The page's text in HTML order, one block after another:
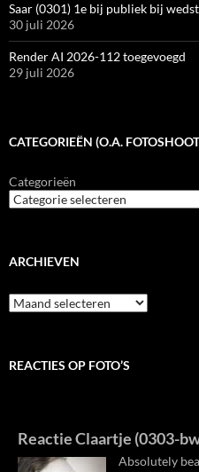
Saar (0301) 1e bij publiek bij
30 juli 2026
Render AI 2026-112 toegevoegd
29 juli 2026
CATEGORIEËN (O.A.
Categorieën
ARCHIEVEN
Archieven
REACTIES OP FOTO’S
Reactie Claartje (0303-
Absolutely